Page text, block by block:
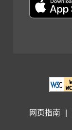
网页指南